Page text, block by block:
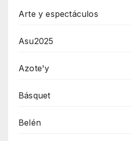
Arte y espectáculos
Asu2025
Azote'y
Básquet
Belén